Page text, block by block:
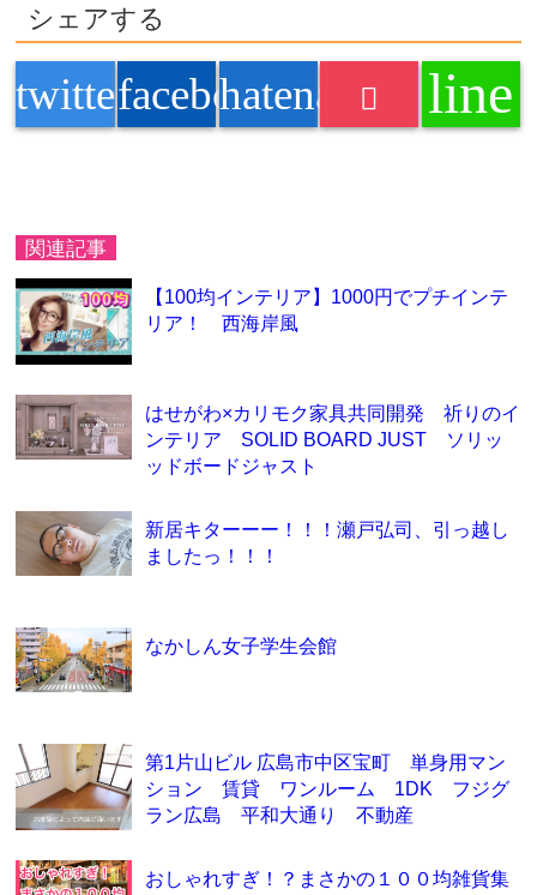
シェアする
twitterfacebookhatenabookmark
line
関連記事
【100均インテリア】1000円でプチインテ
リア！ 西海岸風
はせがわ×カリモク家具共同開発 祈りのイ
ンテリア SOLID BOARD JUST ソリッ
ッドボードジャスト
新居キターーー！！！瀬戸弘司、引っ越し
ましたっ！！！
なかしん女子学生会館
第1片山ビル 広島市中区宝町 単身用マン
ション 賃貸 ワンルーム 1DK フジグ
ラン広島 平和大通り 不動産
おしゃれすぎ！？まさかの１００均雑貨集